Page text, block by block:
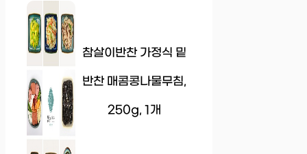
참살이반찬 가정식 밑
반찬 매콤콩나물무침,
250g, 1개